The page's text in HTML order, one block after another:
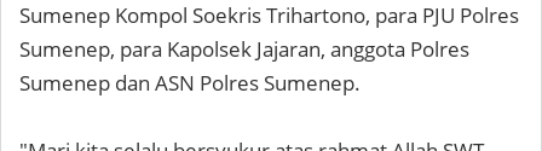
Sumenep Kompol Soekris Trihartono, para PJU Polres
Sumenep, para Kapolsek Jajaran, anggota Polres
Sumenep dan ASN Polres Sumenep.